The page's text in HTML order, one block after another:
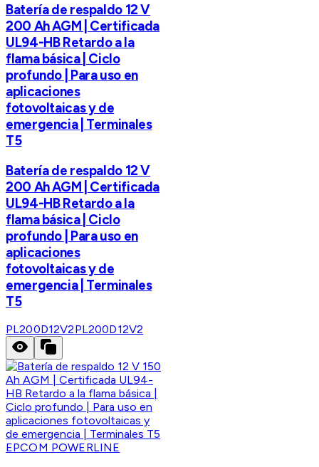
Batería de respaldo 12 V
200 Ah AGM | Certificada
UL94-HB Retardo a la
flama básica | Ciclo
profundo | Para uso en
aplicaciones
fotovoltaicas y de
emergencia | Terminales
T5
Batería de respaldo 12 V
200 Ah AGM | Certificada
UL94-HB Retardo a la
flama básica | Ciclo
profundo | Para uso en
aplicaciones
fotovoltaicas y de
emergencia | Terminales
T5
PL200D12V2PL200D12V2
EPCOM POWERLINE